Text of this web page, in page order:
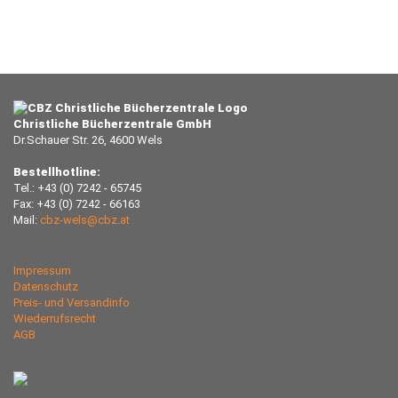
Christliche Bücherzentrale GmbH
Dr.Schauer Str. 26, 4600 Wels
Bestellhotline:
Tel.: +43 (0) 7242 - 65745
Fax: +43 (0) 7242 - 66163
Mail: cbz-wels@cbz.at
Impressum
Datenschutz
Preis- und Versandinfo
Wiederrufsrecht
AGB